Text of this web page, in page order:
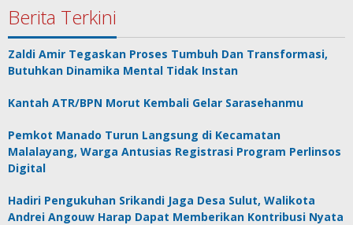
Berita Terkini
Zaldi Amir Tegaskan Proses Tumbuh Dan Transformasi,
Butuhkan Dinamika Mental Tidak Instan
Kantah ATR/BPN Morut Kembali Gelar Sarasehanmu
Pemkot Manado Turun Langsung di Kecamatan
Malalayang, Warga Antusias Registrasi Program Perlinsos
Digital
Hadiri Pengukuhan Srikandi Jaga Desa Sulut, Walikota
Andrei Angouw Harap Dapat Memberikan Kontribusi Nyata